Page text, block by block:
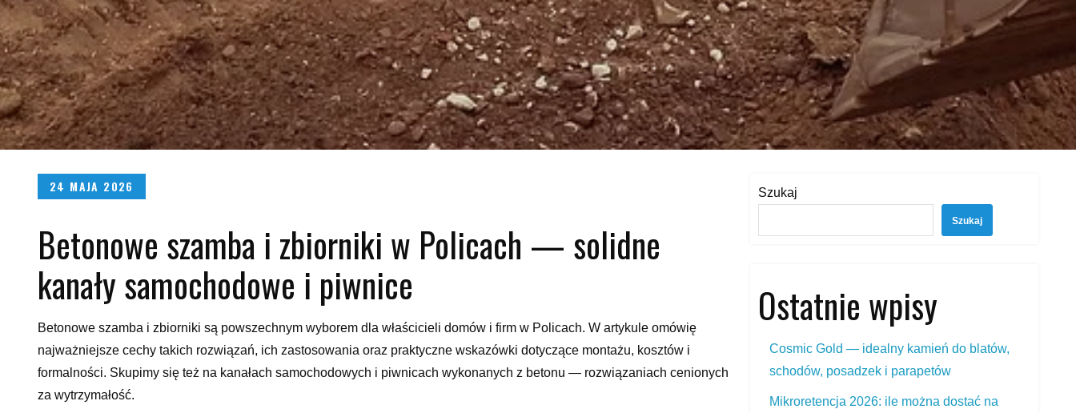
Posted
24 MAJA 2026
Betonowe szamba i zbiorniki w Policach — solidne
kanały samochodowe i piwnice
Betonowe szamba i zbiorniki są powszechnym wyborem dla właścicieli domów i firm w Policach. W artykule omówię
najważniejsze cechy takich rozwiązań, ich zastosowania oraz praktyczne wskazówki dotyczące montażu, kosztów i
formalności. Skupimy się też na kanałach samochodowych i piwnicach wykonanych z betonu — rozwiązaniach cenionych
za wytrzymałość.
Szukaj
Szukaj
Ostatnie wpisy
Cosmic Gold — idealny kamień do blatów,
schodów, posadzek i parapetów
Mikroretencja 2026: ile można dostać na